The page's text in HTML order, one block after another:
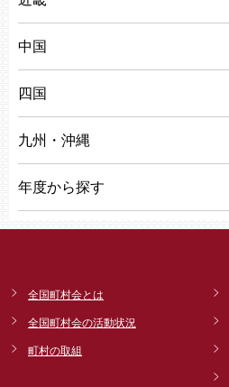
中国
四国
九州・沖縄
年度から探す
全国町村会とは
全国町村会の活動状況
町村の取組